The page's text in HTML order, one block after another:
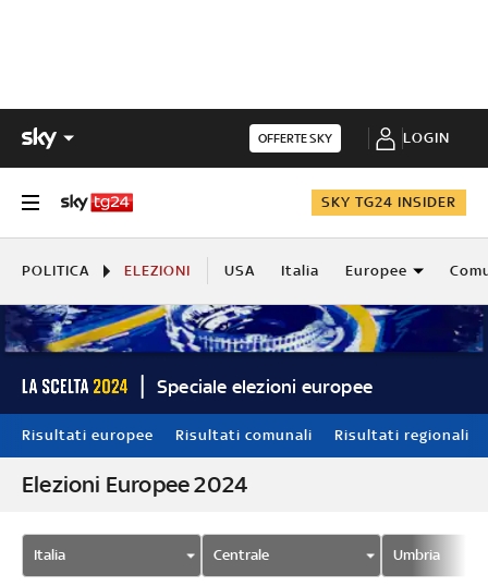
OFFERTE SKY LOGIN
SKY TG24 INSIDER
POLITICA ELEZIONI USA Italia Europee
Speciale elezioni europee
Risultati europee Risultati comunali Risultati regionali
Elezioni Europee 2024
Italia Centrale Umbria